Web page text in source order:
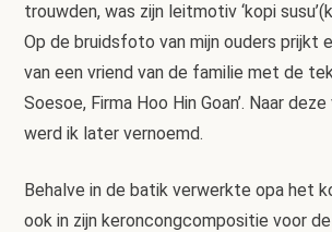
trouwden, was zijn leitmotiv ‘kopi
Op de bruidsfoto van mijn ouders prijkt
van een vriend van de familie met de
Soesoe, Firma Hoo Hin Goan’. Naar
werd ik later vernoemd.
Behalve in de batik verwerkte opa het
ook in zijn keroncongcompositie voor